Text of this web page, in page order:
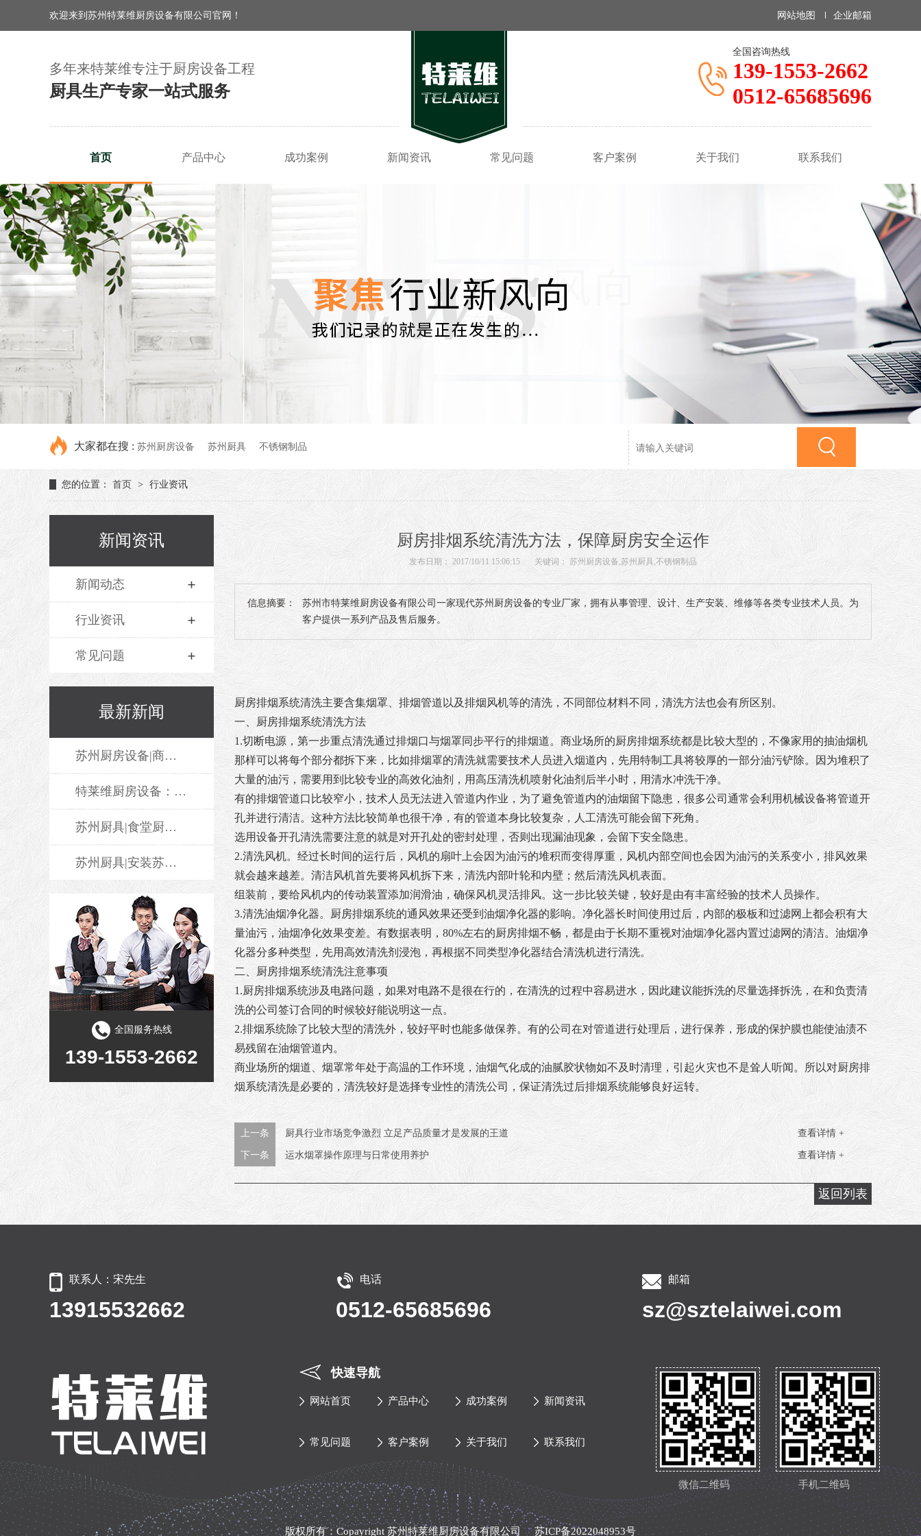
欢迎来到苏州特莱维厨房设备有限公司官网！ 网站地图 企业邮箱
多年来特莱维专注于厨房设备工程
厨具生产专家一站式服务
全国咨询热线
139-1553-2662
0512-65685696
首页 产品中心 成功案例 新闻资讯 常见问题 客户案例 关于我们 联系我们
大家都在搜 : 苏州厨房设备 苏州厨具 不锈钢制品
您的位置： 首页 > 行业资讯
新闻资讯
新闻动态
行业资讯
常见问题
最新新闻
苏州厨房设备|商用电磁厨具设备对厨房改造的优点
特莱维厨房设备：深耕不锈钢制品领域，打造智能厨房整体解决方案
苏州厨具|食堂厨具厨房的设计要遵循什么规定？
苏州厨具|安装苏州厨具要找专业的厨具安装公司吗？
全国服务热线
139-1553-2662
厨房排烟系统清洗方法，保障厨房安全运作
发布日期： 2017/10/11 15:06:15 关键词： 苏州厨房设备,苏州厨具,不锈钢制品
信息摘要：
苏州市特莱维厨房设备有限公司一家现代苏州厨房设备的专业厂家，拥有从事管理、设计、生产安装、维修等各类专业技术人员。为
客户提供一系列产品及售后服务。
厨房排烟系统清洗主要含集烟罩、排烟管道以及排烟风机等的清洗，不同部位材料不同，清洗方法也会有所区别。
一、厨房排烟系统清洗方法
1.切断电源，第一步重点清洗通过排烟口与烟罩同步平行的排烟道。商业场所的厨房排烟系统都是比较大型的，不像家用的抽油烟机
那样可以将每个部分都拆下来，比如排烟罩的清洗就需要技术人员进入烟道内，先用特制工具将较厚的一部分油污铲除。因为堆积了
大量的油污，需要用到比较专业的高效化油剂，用高压清洗机喷射化油剂后半小时，用清水冲洗干净。
有的排烟管道口比较窄小，技术人员无法进入管道内作业，为了避免管道内的油烟留下隐患，很多公司通常会利用机械设备将管道开
孔并进行清洁。这种方法比较简单也很干净，有的管道本身比较复杂，人工清洗可能会留下死角。
选用设备开孔清洗需要注意的就是对开孔处的密封处理，否则出现漏油现象，会留下安全隐患。
2.清洗风机。经过长时间的运行后，风机的扇叶上会因为油污的堆积而变得厚重，风机内部空间也会因为油污的关系变小，排风效果
就会越来越差。清洁风机首先要将风机拆下来，清洗内部叶轮和内壁；然后清洗风机表面。
组装前，要给风机内的传动装置添加润滑油，确保风机灵活排风。这一步比较关键，较好是由有丰富经验的技术人员操作。
3.清洗油烟净化器。厨房排烟系统的通风效果还受到油烟净化器的影响。净化器长时间使用过后，内部的极板和过滤网上都会积有大
量油污，油烟净化效果变差。有数据表明，80%左右的厨房排烟不畅，都是由于长期不重视对油烟净化器内置过滤网的清洁。油烟净
化器分多种类型，先用高效清洗剂浸泡，再根据不同类型净化器结合清洗机进行清洗。
二、厨房排烟系统清洗注意事项
1.厨房排烟系统涉及电路问题，如果对电路不是很在行的，在清洗的过程中容易进水，因此建议能拆洗的尽量选择拆洗，在和负责清
洗的公司签订合同的时候较好能说明这一点。
2.排烟系统除了比较大型的清洗外，较好平时也能多做保养。有的公司在对管道进行处理后，进行保养，形成的保护膜也能使油渍不
易残留在油烟管道内。
商业场所的烟道、烟罩常年处于高温的工作环境，油烟气化成的油腻胶状物如不及时清理，引起火灾也不是耸人听闻。所以对厨房排
烟系统清洗是必要的，清洗较好是选择专业性的清洗公司，保证清洗过后排烟系统能够良好运转。
查看详情 +
上一条 厨具行业市场竞争激烈 立足产品质量才是发展的王道
查看详情 +
下一条 运水烟罩操作原理与日常使用养护
返回列表
联系人：宋先生
13915532662
电话
0512-65685696
邮箱
sz@sztelaiwei.com
快速导航
网站首页 产品中心 成功案例 新闻资讯
常见问题 客户案例 关于我们 联系我们
微信二维码 手机二维码
版权所有：Copayright 苏州特莱维厨房设备有限公司 苏ICP备2022048953号